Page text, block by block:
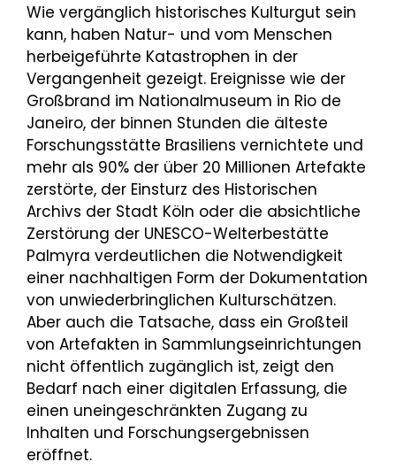
Wie vergänglich historisches Kulturgut sein
kann, haben Natur- und vom Menschen
herbeigeführte Katastrophen in der
Vergangenheit gezeigt. Ereignisse wie der
Großbrand im Nationalmuseum in Rio de
Janeiro, der binnen Stunden die älteste
Forschungsstätte Brasiliens vernichtete und
mehr als 90% der über 20 Millionen Artefakte
zerstörte, der Einsturz des Historischen
Archivs der Stadt Köln oder die absichtliche
Zerstörung der UNESCO-Welterbestätte
Palmyra verdeutlichen die Notwendigkeit
einer nachhaltigen Form der Dokumentation
von unwiederbringlichen Kulturschätzen.
Aber auch die Tatsache, dass ein Großteil
von Artefakten in Sammlungseinrichtungen
nicht öffentlich zugänglich ist, zeigt den
Bedarf nach einer digitalen Erfassung, die
einen uneingeschränkten Zugang zu
Inhalten und Forschungsergebnissen
eröffnet.